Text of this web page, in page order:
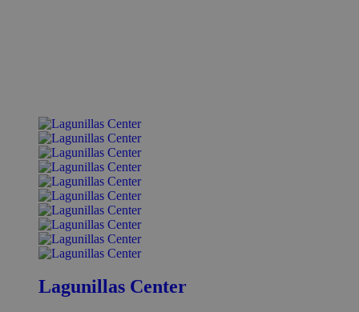
Lagunillas Center